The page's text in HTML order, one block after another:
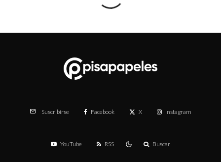
Suscribirse Facebook X Instagram
YouTube RSS Buscar